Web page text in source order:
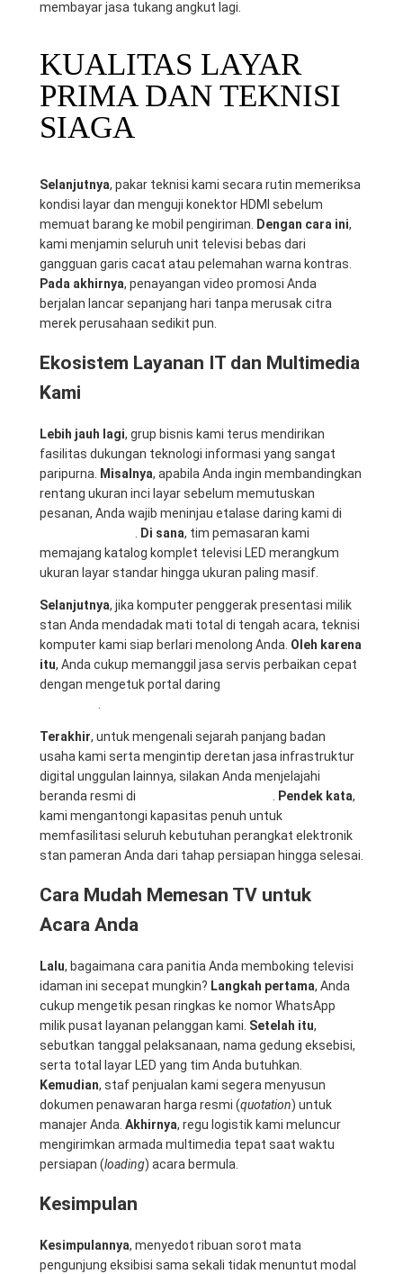
membayar jasa tukang angkut lagi.
KUALITAS LAYAR
PRIMA DAN TEKNISI
SIAGA
Selanjutnya, pakar teknisi kami secara rutin memeriksa
kondisi layar dan menguji konektor HDMI sebelum
memuat barang ke mobil pengiriman.
Dengan cara ini,
kami menjamin seluruh unit televisi bebas dari
gangguan garis cacat atau pelemahan warna kontras.
Pada akhirnya, penayangan video promosi Anda
berjalan lancar sepanjang hari tanpa merusak citra
merek perusahaan sedikit pun.
Ekosistem Layanan IT dan Multimedia
Kami
Lebih jauh lagi, grup bisnis kami terus mendirikan
fasilitas dukungan teknologi informasi yang sangat
paripurna.
Misalnya, apabila Anda ingin membandingkan
rentang ukuran inci layar sebelum memutuskan
pesanan, Anda wajib meninjau etalase daring kami di
Di sana, tim pemasaran kami
memajang katalog komplet televisi LED merangkum
ukuran layar standar hingga ukuran paling masif.
Selanjutnya, jika komputer penggerak presentasi milik
stan Anda mendadak mati total di tengah acara, teknisi
komputer kami siap berlari menolong Anda. Oleh karena
itu, Anda cukup memanggil jasa servis perbaikan cepat
dengan mengetuk portal daring
Terakhir, untuk mengenali sejarah panjang badan
usaha kami serta mengintip deretan jasa infrastruktur
digital unggulan lainnya, silakan Anda menjelajahi
beranda resmi di
Pendek kata,
kami mengantongi kapasitas penuh untuk
memfasilitasi seluruh kebutuhan perangkat elektronik
stan pameran Anda dari tahap persiapan hingga selesai.
Cara Mudah Memesan TV untuk
Acara Anda
Lalu, bagaimana cara panitia Anda memboking televisi
idaman ini secepat mungkin? Langkah pertama, Anda
cukup mengetik pesan ringkas ke nomor WhatsApp
milik pusat layanan pelanggan kami. Setelah itu,
sebutkan tanggal pelaksanaan, nama gedung eksebisi,
serta total layar LED yang tim Anda butuhkan.
Kemudian, staf penjualan kami segera menyusun
dokumen penawaran harga resmi (quotation) untuk
manajer Anda. Akhirnya, regu logistik kami meluncur
mengirimkan armada multimedia tepat saat waktu
persiapan (loading) acara bermula.
Kesimpulan
Kesimpulannya, menyedot ribuan sorot mata
pengunjung eksibisi sama sekali tidak menuntut modal